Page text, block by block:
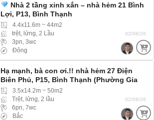
Nhà 2 tầng xinh xắn – nhà hẻm 21 Bình
Lợi, P13, Bình Thạnh
4.4x11.6m ~ 44m2
trệt, lửng, 2 Lầu
3pn, 3wc
Đông
02/08/26
Hạ mạnh, bà con ơi.!! nhà hẻm 27 Điện
Biên Phủ, P15, Bình Thạnh (Phường Gia
Định) hẻm 3m ba gác ra vào thoải mái
3.5x14.2m ~ 50m2
Trệt, lửng, 2 lầu
6pn, 7wc
Bắc
02/08/26